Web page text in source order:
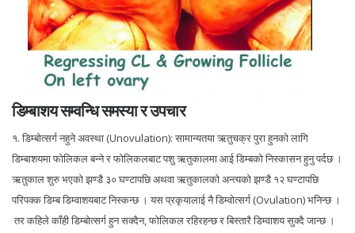
डिम्बाशय सम्वन्धि समस्या र उपचार
१. डिम्बोत्सर्ग नहुने अवस्था (Unovulation): सामान्यतया ऋतुचक्र पुरा हुनको लागि
डिम्बाशयमा फोलिकल बन्ने र फोलिकलबाट पशु ऋतुकालमा आई डिम्बको निस्कासन हुनु पर्दछ ।
ऋतुकाल शुरु भएको झण्डै ३० घण्टापछि अथवा ऋतुकालको अन्त्यको झण्डै १२ घण्टापछि
परिपक्क डिम्ब डिम्वाशयबाट निस्कन्छ । यस प्रकृयालाई नै डिम्वोत्सर्ग (Ovulation) भनिन्छ ।
तर कहिले काँही डिम्बोत्सर्ग हुन सक्दैन, फोलिकल रहिरहन्छ र बिस्तारै डिम्वाशय सुक्दै जान्छ ।